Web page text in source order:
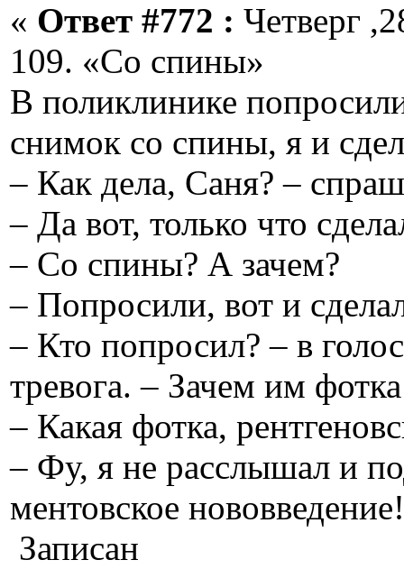
« Ответ #772 : Четверг
109. «Со спины»
В поликлинике
снимок со спины, я и
– Как дела, Саня? –
– Да вот, только что
– Со спины? А зачем?
– Попросили, вот и
– Кто попросил? – в
тревога. – Зачем им
– Какая фотка,
– Фу, я не расслышал и
ментовское нововведение!
Записан